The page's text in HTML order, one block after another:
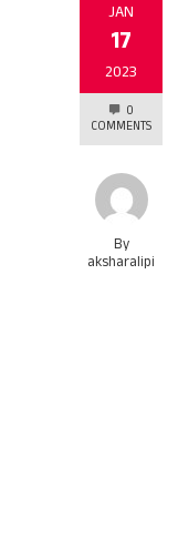
JAN
17
2023
0
COMMENTS
By
aksharalipi